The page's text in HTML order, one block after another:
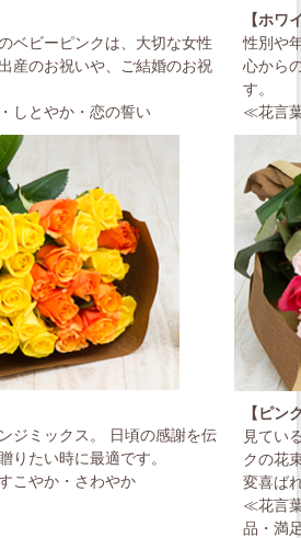
ベビーピンクは、大切な女性
産のお祝いや、ご結婚のお祝
しとやか・恋の誓い
【ホワ
性別や
心から
す。
≪花言
ジミックス。 日頃の感謝を伝
りたい時に最適です。
こやか・さわやか
【ピン
見てい
クの花
変喜ば
≪花言
品・満